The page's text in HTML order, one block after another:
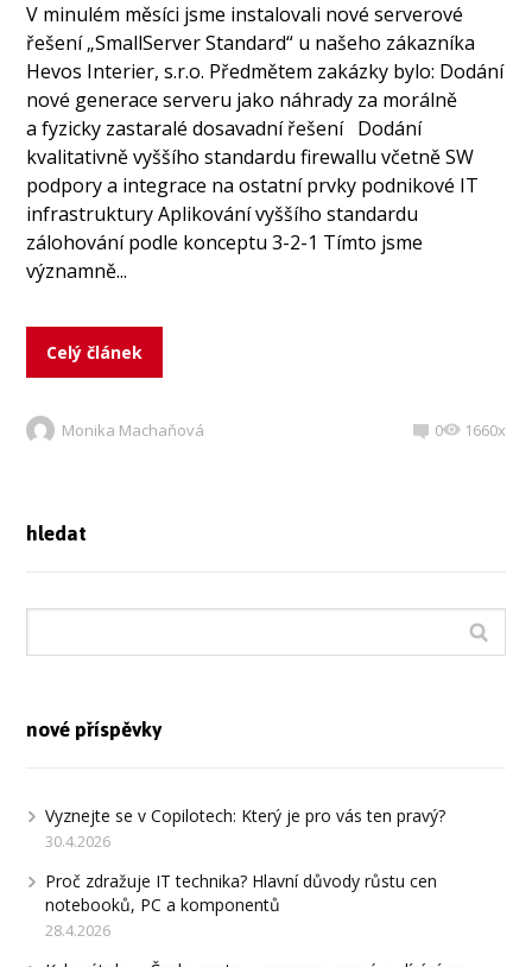
V minulém měsíci jsme instalovali nové serverové
řešení „SmallServer Standard“ u našeho zákazníka
Hevos Interier, s.r.o. Předmětem zakázky bylo: Dodání
nové generace serveru jako náhrady za morálně
a fyzicky zastaralé dosavadní řešení Dodání
kvalitativně vyššího standardu firewallu včetně SW
podpory a integrace na ostatní prvky podnikové IT
infrastruktury Aplikování vyššího standardu
zálohování podle konceptu 3-2-1 Tímto jsme
významně...
Celý článek
Monika Machaňová 0 1660x
hledat
nové příspěvky
Vyznejte se v Copilotech: Který je pro vás ten pravý?
30.4.2026
Proč zdražuje IT technika? Hlavní důvody růstu cen
notebooků, PC a komponentů
28.4.2026